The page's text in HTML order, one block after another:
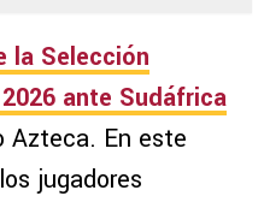
la Selección
ante Sudáfrica
Azteca. En este
jugadores